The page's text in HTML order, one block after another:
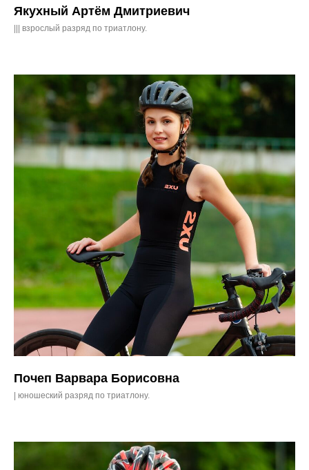
Якухный Артём Дмитриевич
||| взрослый разряд по триатлону.
Почеп Варвара Борисовна
| юношеский разряд по триатлону.